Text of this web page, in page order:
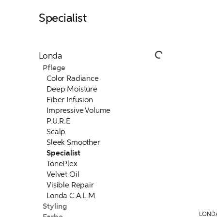
Specialist
Londa
Pflege
Color Radiance
Deep Moisture
Fiber Infusion
Impressive Volume
P.U.R.E
Scalp
Sleek Smoother
Specialist
TonePlex
Velvet Oil
Visible Repair
Londa C.A.L.M
Styling